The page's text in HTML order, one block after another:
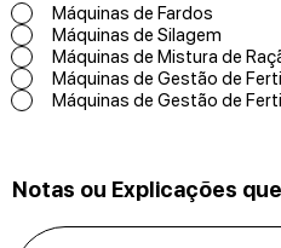
Máquinas de Fardos
Máquinas de Silagem
Máquinas de Mistura de
Máquinas de Gestão de
Máquinas de Gestão de
Notas ou Explicações